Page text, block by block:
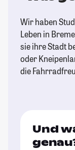
Wir haben
Leben in
sie ihre Stadt
oder
die
Und